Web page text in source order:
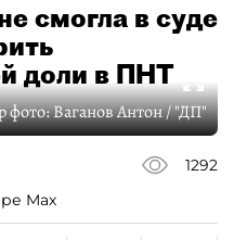
смогла в суде
доли в ПНТ
фото:Ваганов Антон / "ДП"
1292
Max